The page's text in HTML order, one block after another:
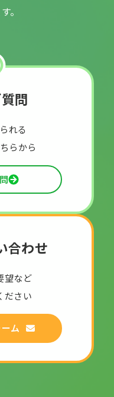
。
問
れる
らから
合わせ
望など
ださい
ム